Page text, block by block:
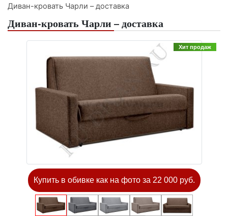
Диван-кровать Чарли – доставка
Диван-кровать Чарли – доставка
Хит продаж
Купить в обивке как на фото за 22 000 руб.